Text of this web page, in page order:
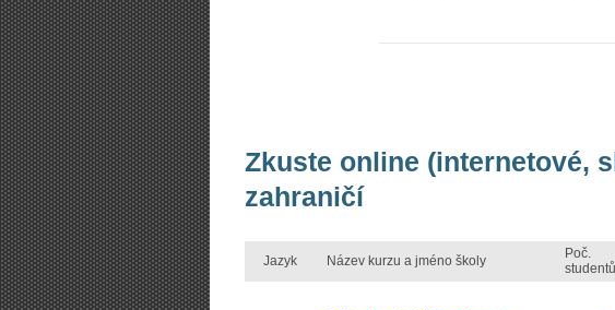
Zkuste online (internetové,
zahraničí
Jazyk Název kurzu a jméno školy
Poč.
studentů